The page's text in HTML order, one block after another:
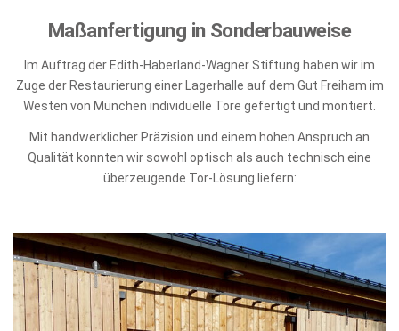
Maßanfertigung in Sonderbauweise
Im Auftrag der Edith-Haberland-Wagner Stiftung haben wir im
Zuge der Restaurierung einer Lagerhalle auf dem Gut Freiham im
Westen von München individuelle Tore gefertigt und montiert.
Mit handwerklicher Präzision und einem hohen Anspruch an
Qualität konnten wir sowohl optisch als auch technisch eine
überzeugende Tor-Lösung liefern: